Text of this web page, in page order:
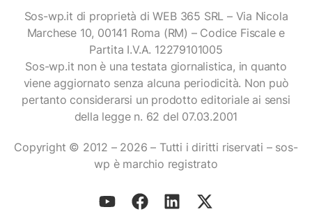
Sos-wp.it di proprietà di WEB 365 SRL – Via Nicola
Marchese 10, 00141 Roma (RM) – Codice Fiscale e
Partita I.V.A. 12279101005
Sos-wp.it non è una testata giornalistica, in quanto
viene aggiornato senza alcuna periodicità. Non può
pertanto considerarsi un prodotto editoriale ai sensi
della legge n. 62 del 07.03.2001
Copyright © 2012 – 2026 – Tutti i diritti riservati – sos-
wp è marchio registrato